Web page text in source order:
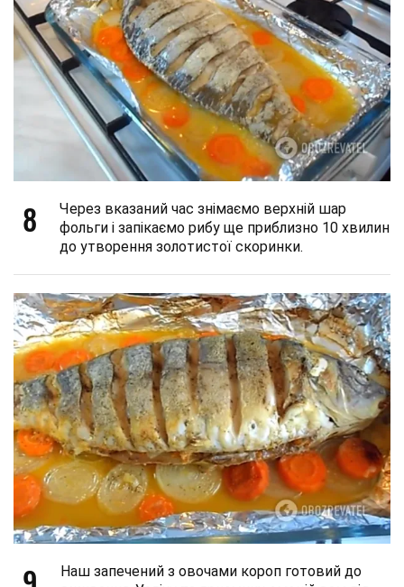
8
Через вказаний час знімаємо верхній шар
фольги і запікаємо рибу ще приблизно 10 хвилин
до утворення золотистої скоринки.
Наш запечений з овочами короп готовий до